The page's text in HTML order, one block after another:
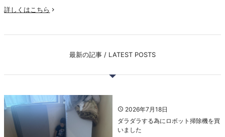
詳しくはこちら 
最新の記事 / LATEST POSTS
2026年7月18日
ダラダラする為にロボット掃除機を買
いました